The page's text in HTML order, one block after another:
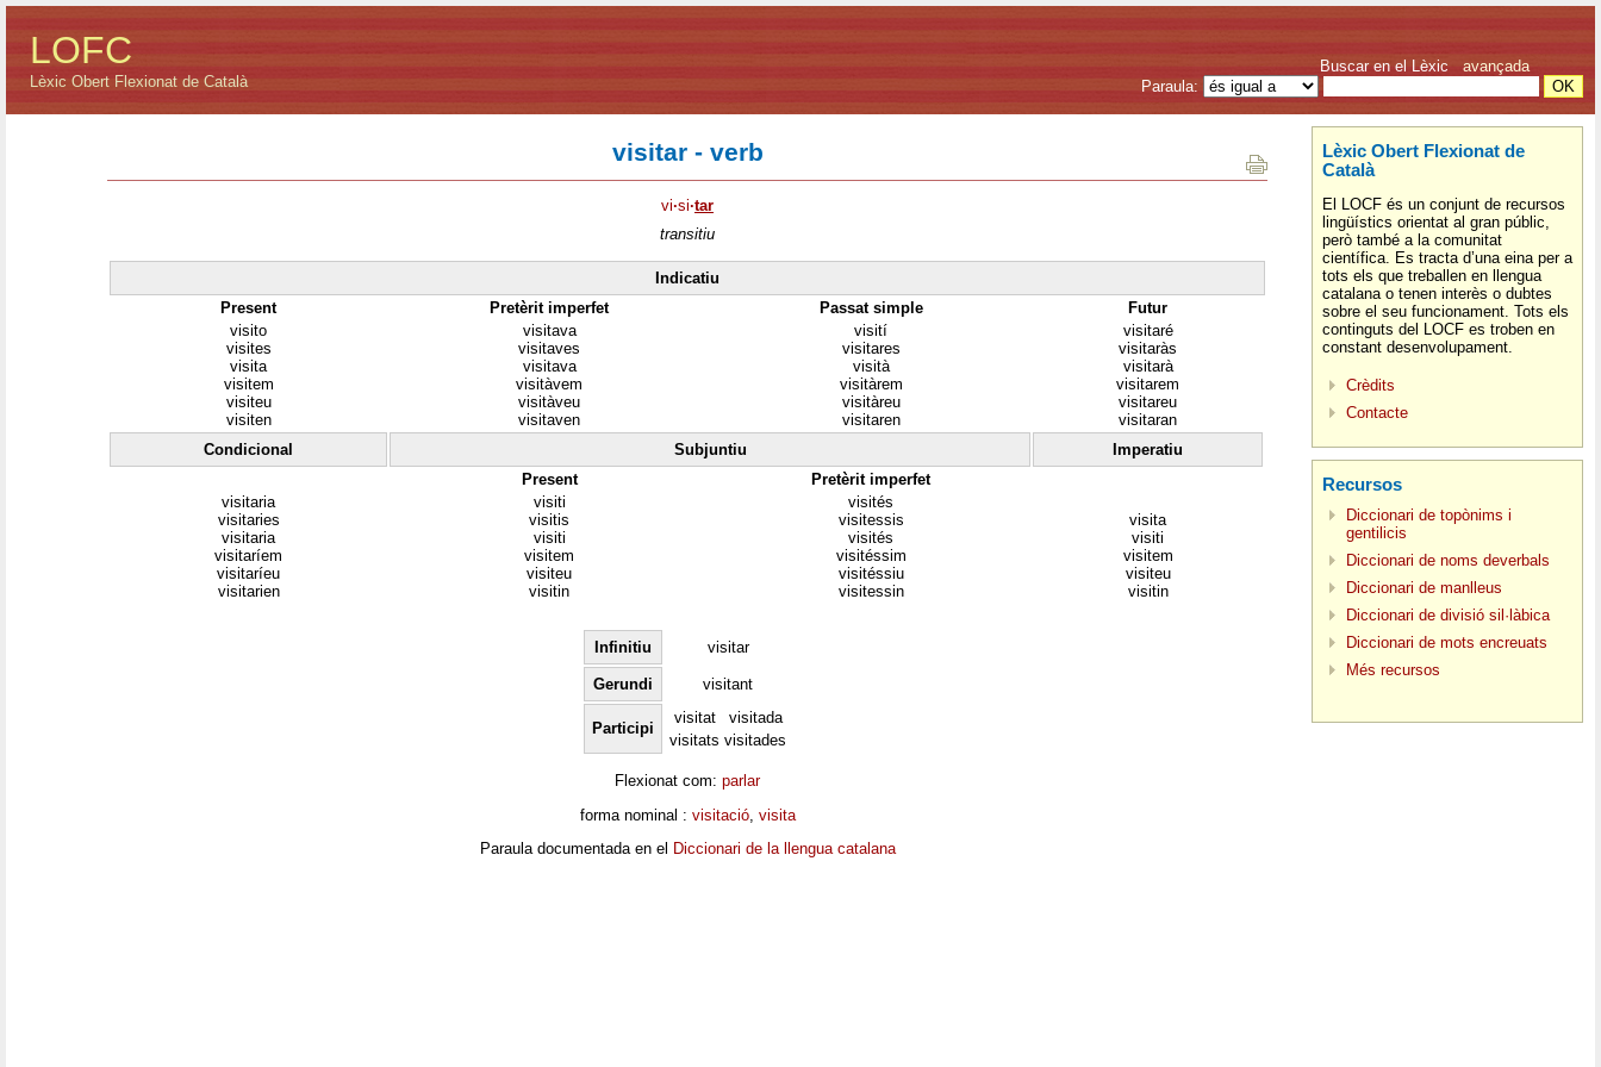
LOFC
Lèxic Obert Flexionat de Català
Buscar en el Lèxic avançada
Paraula:
visitar - verb
vi·si·tar
transitiu
Indicatiu
Present
Pretèrit imperfet Passat simple
Futur
visito
visites
visita
visitem
visiteu
visiten
visitava
visitaves
visitava
visitàvem
visitàveu
visitaven
visití
visitares
visità
visitàrem
visitàreu
visitaren
visitaré
visitaràs
visitarà
visitarem
visitareu
visitaran
Condicional
Subjuntiu
Imperatiu
Present
Pretèrit imperfet
visitaria
visitaries
visitaria
visitaríem
visitaríeu
visitarien
visiti
visitis
visiti
visitem
visiteu
visitin
visités
visitessis
visités
visitéssim
visitéssiu
visitessin
visita
visiti
visitem
visiteu
visitin
Infinitiu visitar
Gerundi visitant
Participi
visitat
visitada
visitats visitades
Flexionat com: parlar
forma nominal : visitació, visita
Paraula documentada en el Diccionari de la llengua catalana
Lèxic Obert Flexionat de
Català
El LOCF és un conjunt de recursos
lingüístics orientat al gran públic,
però també a la comunitat
científica. Es tracta d’una eina per a
tots els que treballen en llengua
catalana o tenen interès o dubtes
sobre el seu funcionament. Tots els
continguts del LOCF es troben en
constant desenvolupament.
Crèdits
Contacte
Recursos
Diccionari de topònims i
gentilicis
Diccionari de noms deverbals
Diccionari de manlleus
Diccionari de divisió sil·làbica
Diccionari de mots encreuats
Més recursos